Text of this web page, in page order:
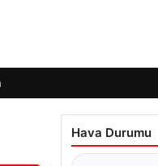
Hava Durumu